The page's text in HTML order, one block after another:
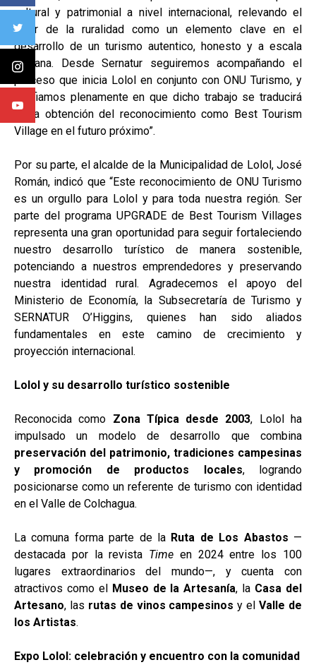
cultural y patrimonial a nivel internacional, relevando el
valor de la ruralidad como un elemento clave en el
desarrollo de un turismo autentico, honesto y a escala
humana. Desde Sernatur seguiremos acompañando el
proceso que inicia Lolol en conjunto con ONU Turismo, y
confiamos plenamente en que dicho trabajo se traducirá
en la obtención del reconocimiento como Best Tourism
Village en el futuro próximo”.
Por su parte, el alcalde de la Municipalidad de Lolol, José
Román, indicó que “Este reconocimiento de ONU Turismo
es un orgullo para Lolol y para toda nuestra región. Ser
parte del programa UPGRADE de Best Tourism Villages
representa una gran oportunidad para seguir fortaleciendo
nuestro desarrollo turístico de manera sostenible,
potenciando a nuestros emprendedores y preservando
nuestra identidad rural. Agradecemos el apoyo del
Ministerio de Economía, la Subsecretaría de Turismo y
SERNATUR O’Higgins, quienes han sido aliados
fundamentales en este camino de crecimiento y
proyección internacional.
Lolol y su desarrollo turístico sostenible
Reconocida como Zona Típica desde 2003, Lolol ha
impulsado un modelo de desarrollo que combina
preservación del patrimonio, tradiciones campesinas
y promoción de productos locales, logrando
posicionarse como un referente de turismo con identidad
en el Valle de Colchagua.
La comuna forma parte de la Ruta de Los Abastos —
destacada por la revista Time en 2024 entre los 100
lugares extraordinarios del mundo—, y cuenta con
atractivos como el Museo de la Artesanía, la Casa del
Artesano, las rutas de vinos campesinos y elValle de
los Artistas.
Expo Lolol: celebración y encuentro con la comunidad